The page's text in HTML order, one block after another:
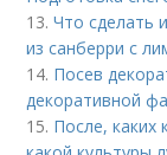
13.Что сделать
из санберри с
14. Посев
декоративной
15. После, каких